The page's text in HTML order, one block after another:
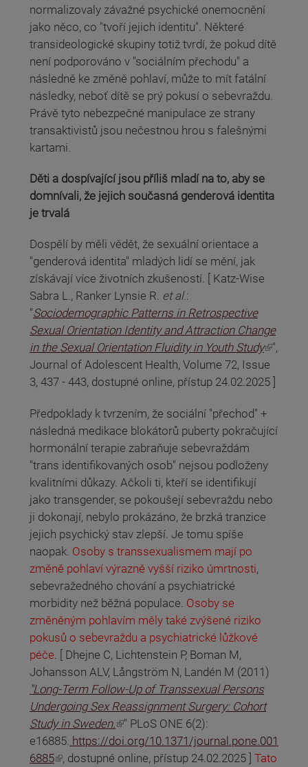
normalizovaly závažné psychické onemocnění
jako něco, co "tvoří jejich identitu". Některé
transideologické skupiny totiž tvrdí, že pokud dítě
není podporováno v "sociálním přechodu" a
následně ke změně pohlaví, může to mít fatální
následky, neboť dítě se prý pokusí o sebevraždu.
Právě tyto nebezpečné manipulace ze strany
transaktivistů jsou nečestnou hrou s falešnými
kartami.
Děti a dospívající jsou příliš mladí na to, aby se
domnívali, že jejich současná genderová identita
je trvalá
Dospělí by měli vědět, že sexuální orientace a
"genderová identita" mladých lidí se mění, jak
získávají více životních zkušeností. [ Katz-Wise
Sabra L., Ranker Lynsie R. et al.:
"Sociodemographic Patterns in Retrospective
Sexual Orientation Identity and Attraction Change
in the Sexual Orientation Fluidity in Youth Study
(odkaz je externí)
",
Journal of Adolescent Health, Volume 72, Issue
3, 437 - 443, dostupné online, přístup 24.02.2025 ]
Předpoklady k tvrzením, že sociální "přechod" +
následná medikace blokátorů puberty pokračující
hormonální terapie zabraňuje sebevraždám
"trans identifikovaných osob" nejsou podloženy
kvalitními důkazy. Ačkoli ti, kteří se identifikují
jako transgender, se pokoušejí sebevraždu nebo
ji dokonají, nebylo prokázáno, že brzká tranzice
jejich psychický stav zlepší. Je tomu spíše
naopak. Osoby s transsexualismem mají po
změně pohlaví výrazně vyšší riziko úmrtnosti,
sebevražedného chování a psychiatrické
morbidity než běžná populace. Osoby se
změněným pohlavím měly také zvýšené riziko
pokusů o sebevraždu a psychiatrické lůžkové
péče . [ Dhejne C, Lichtenstein P, Boman M,
Johansson ALV, Långström N, Landén M (2011)
"Long-Term Follow-Up of Transsexual Persons
Undergoing Sex Reassignment Surgery: Cohort
Study in Sweden.
(odkaz je externí)
" PLoS ONE 6(2):
e16885. https://doi.org/10.1371/journal.pone.001
6885
(odkaz je externí), dostupné online, přístup 24.02.2025 ] Tato